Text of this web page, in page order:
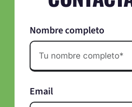
Nombre completo
Email